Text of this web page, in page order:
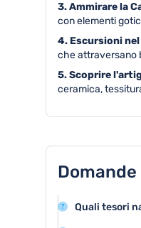
3. Ammirare la
con elementi
4. Escursioni
che attraversano
5. Scoprire
ceramica,
Quali tesori